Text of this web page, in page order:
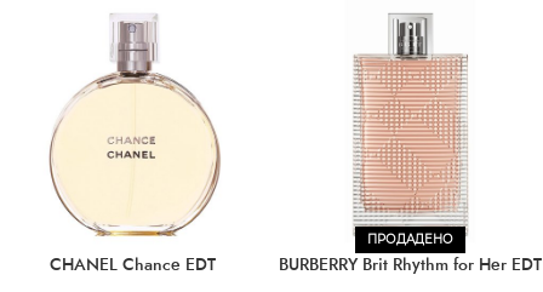
CHANEL Chance EDT
ПРОДАДЕНО
BURBERRY Brit Rhythm for Her EDT